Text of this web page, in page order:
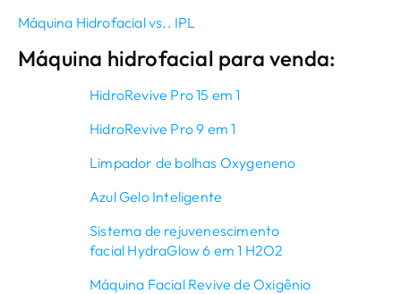
Máquina Hidrofacial vs.. IPL
Máquina hidrofacial para venda:
HidroRevive Pro 15 em 1
HidroRevive Pro 9 em 1
Limpador de bolhas Oxygeneno
Azul Gelo Inteligente
Sistema de rejuvenescimento
facial HydraGlow 6 em 1 H2O2
Máquina Facial Revive de Oxigênio